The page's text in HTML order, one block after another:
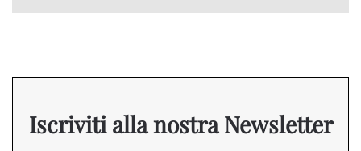
Iscriviti alla nostra Newsletter